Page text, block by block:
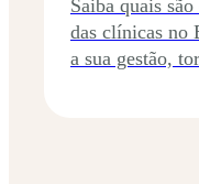
Saiba quais
das clínicas no
a sua gestão,